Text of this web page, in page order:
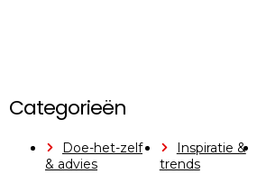
Categorieën
Doe-het-zelf
& advies
Inspiratie &
trends